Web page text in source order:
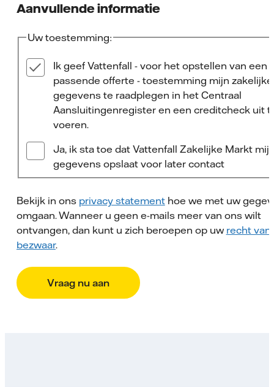
Aanvullende informatie
Uw toestemming:
Ik geef Vattenfall - voor het opstellen van een
passende offerte - toestemming mijn zakelijke
gegevens te raadplegen in het Centraal
Aansluitingenregister en een creditcheck uit
voeren.
Ja, ik sta toe dat Vattenfall Zakelijke Markt
gegevens opslaat voor later contact
Bekijk in ons privacy statementhoe we met uw
omgaan. Wanneer u geen e-mails meer van ons wilt
ontvangen, dan kunt u zich beroepen op uw recht van
bezwaar.
Vraag nu aan